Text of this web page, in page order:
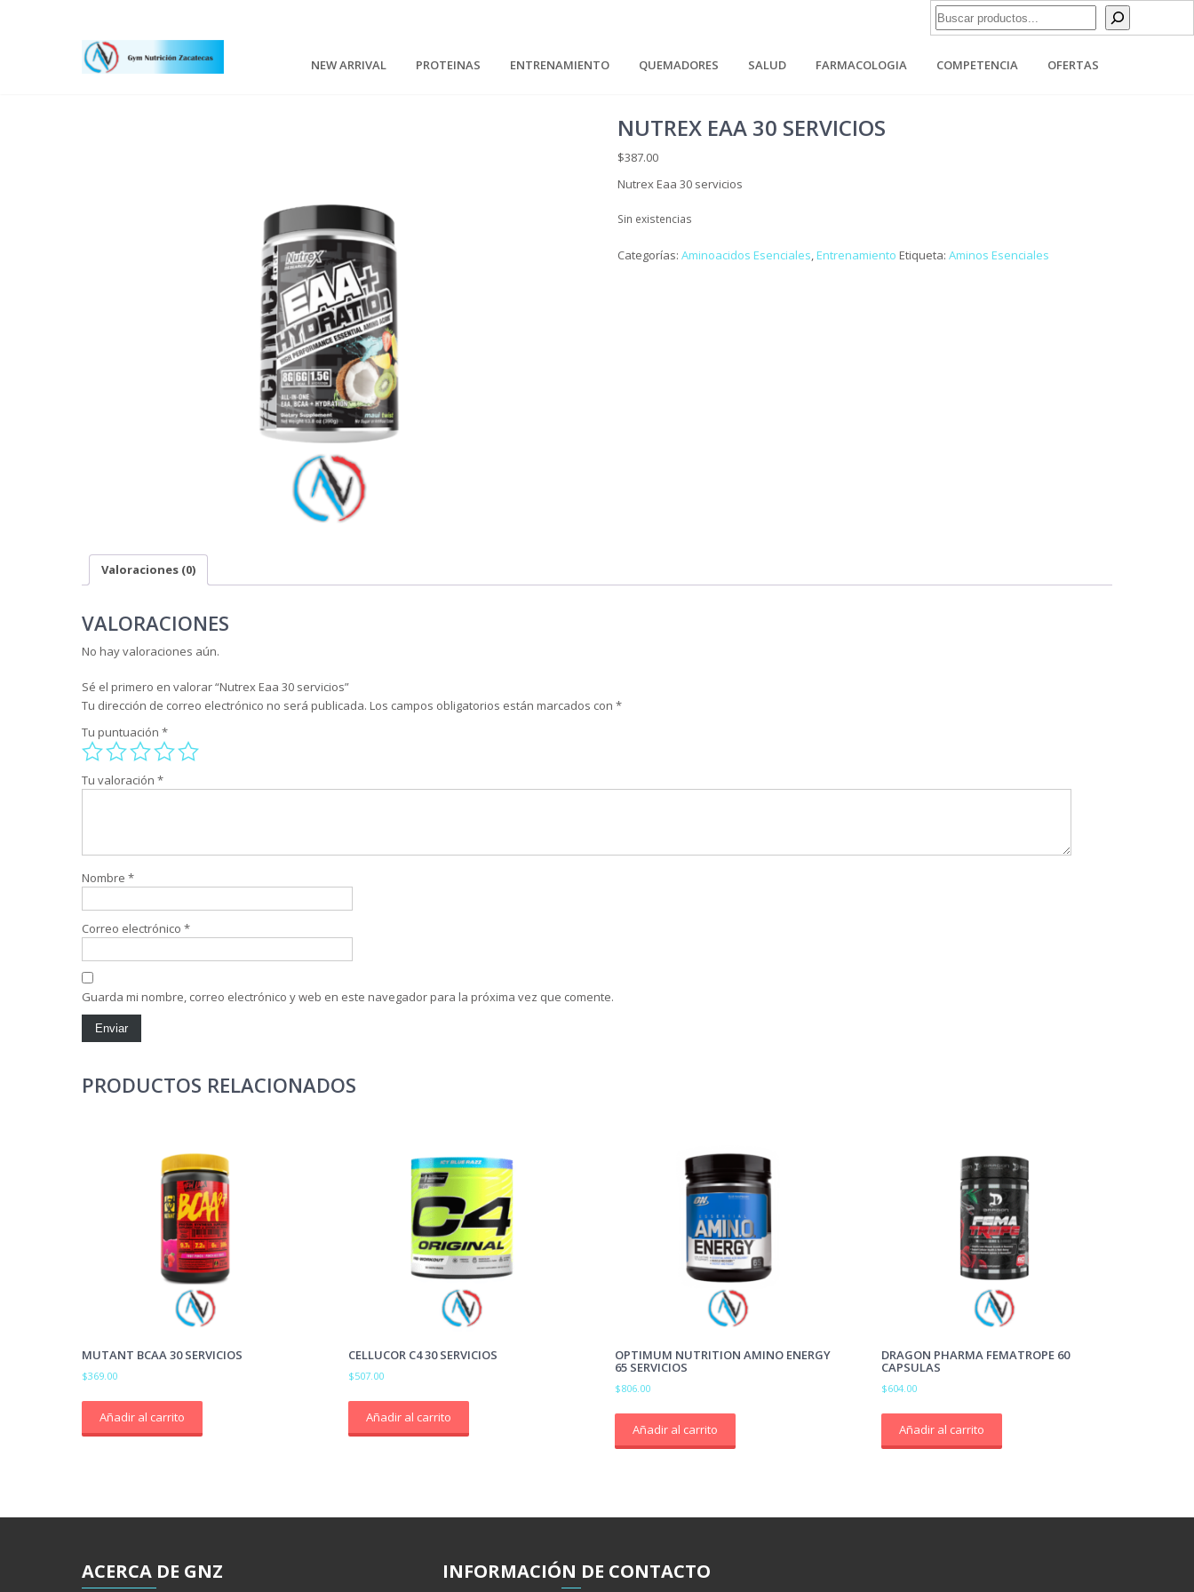
Buscar
NEW ARRIVAL PROTEINAS ENTRENAMIENTO QUEMADORES SALUD FARMACOLOGIA COMPETENCIA OFERTAS
NUTREX EAA 30 SERVICIOS
$387.00
Nutrex Eaa 30 servicios
Sin existencias
Categorías:Aminoacidos Esenciales,Entrenamiento Etiqueta:Aminos Esenciales
Valoraciones (0)
VALORACIONES
No hay valoraciones aún.
Sé el primero en valorar “Nutrex Eaa 30 servicios”
Tu dirección de correo electrónico no será publicada. Los campos obligatorios están marcados con *
Tu puntuación *
Tu valoración *
Nombre *
Correo electrónico *
Guarda mi nombre, correo electrónico y web en este navegador para la próxima vez que comente.
PRODUCTOS RELACIONADOS
MUTANT BCAA 30 SERVICIOS
$369.00
Añadir al carrito
CELLUCOR C4 30 SERVICIOS
$507.00
Añadir al carrito
OPTIMUM NUTRITION AMINO ENERGY
65 SERVICIOS
$806.00
Añadir al carrito
DRAGON PHARMA FEMATROPE 60
CAPSULAS
$604.00
Añadir al carrito
ACERCA DE GNZ INFORMACIÓN DE CONTACTO